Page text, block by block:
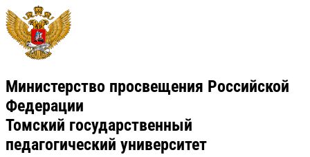
Министерство просвещения Российской
Федерации
Томский государственный
педагогический университет